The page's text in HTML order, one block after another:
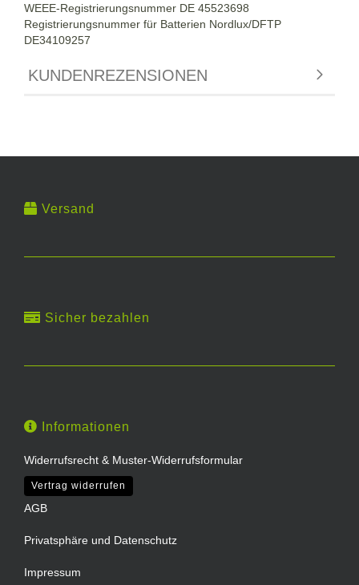
WEEE-Registrierungsnummer DE 45523698
Registrierungsnummer für Batterien Nordlux/DFTP
DE34109257
KUNDENREZENSIONEN
Versand
Sicher bezahlen
Informationen
Widerrufsrecht & Muster-Widerrufsformular
Vertrag widerrufen
AGB
Privatsphäre und Datenschutz
Impressum